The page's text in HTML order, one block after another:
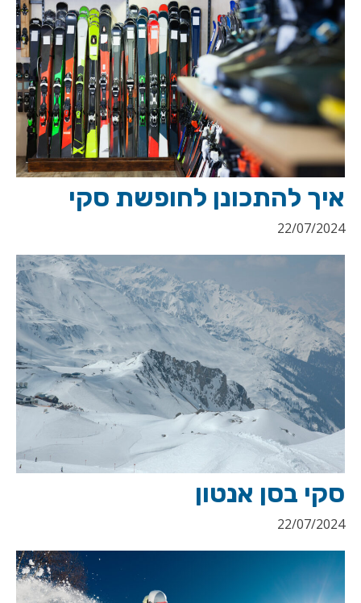
איך להתכונן לחופשת סקי
22/07/2024
סקי בסן אנטון
22/07/2024